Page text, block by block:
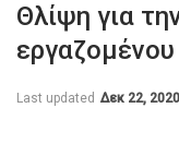
Θλίψη για
Last updated Δεκ 22, 2020